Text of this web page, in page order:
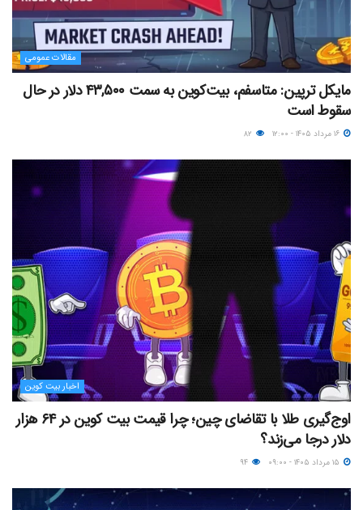
مقالات عمومی
مایکل ترپین: متاسفم، بیت‌کوین به سمت ۴۳,۵۰۰ دلار در حال
سقوط است
اخبار بیت کوین
اوج‌گیری طلا با تقاضای چین؛ چرا قیمت بیت کوین در ۶۴ هزار
دلار درجا می‌زند؟